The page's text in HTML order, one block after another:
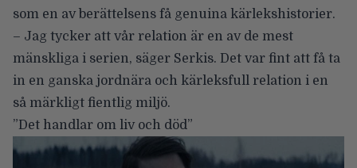
som en av berättelsens få genuina kärlekshistorier.
– Jag tycker att vår relation är en av de mest
mänskliga i serien, säger Serkis. Det var fint att få ta
in en ganska jordnära och kärleksfull relation i en
så märkligt fientlig miljö.
”Det handlar om liv och död”